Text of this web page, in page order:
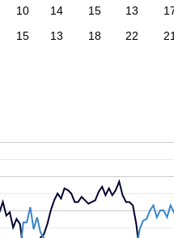
10 14 15 13
15 13 18 22